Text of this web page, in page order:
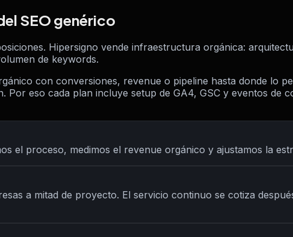
SEO genérico
Hipersigno vende infraestructura orgánica:
de keywords.
con conversiones, revenue o pipeline hasta donde lo
Por eso cada plan incluye setup de GA4, GSC y eventos
el proceso, medimos el revenue orgánico y ajustamos la
a mitad de proyecto. El servicio continuo se cotiza